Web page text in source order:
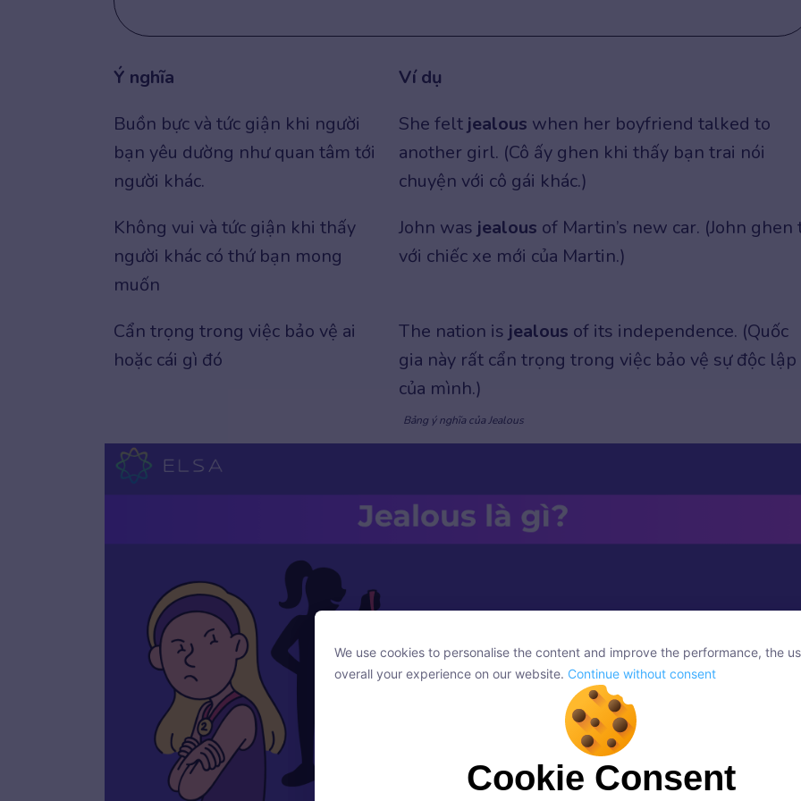
Ý nghĩa
Ví dụ
Buồn bực và tức giận khi người
bạn yêu dường như quan tâm tới
người khác.
She felt jealous when her boyfriend talked to
another girl. (Cô ấy ghen khi thấy bạn trai nói
chuyện với cô gái khác.)
Không vui và tức giận khi thấy
người khác có thứ bạn mong
muốn
John was jealous of Martin’s new car. (John ghen
với chiếc xe mới của Martin.)
Cẩn trọng trong việc bảo vệ ai
hoặc cái gì đó
The nation is jealous of its independence. (Quốc
gia này rất cẩn trọng trong việc bảo vệ sự độc lập
của mình.)
Bảng ý nghĩa của Jealous
We use cookies to personalise the content and improve the performance, the
overall your experience on our website.
Continue without consent
Cookie Consent
We use cookies to personalise the content and improve the performance, the
overall your experience on our website. Continue without consent
Cookie Consent